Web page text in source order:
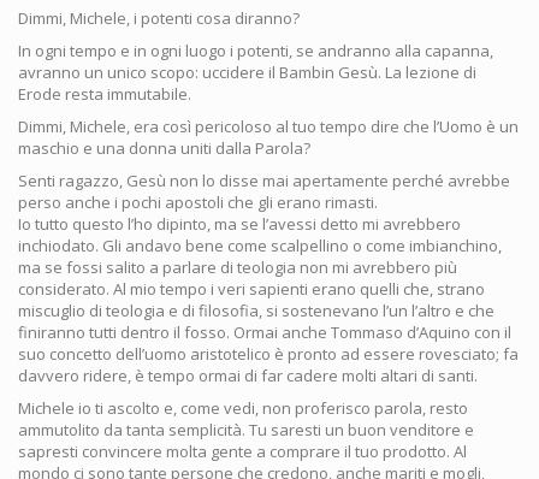
Dimmi, Michele, i potenti cosa diranno?
In ogni tempo e in ogni luogo i potenti, se andranno alla capanna,
avranno un unico scopo: uccidere il Bambin Gesù. La lezione di
Erode resta immutabile.
Dimmi, Michele, era così pericoloso al tuo tempo dire che l’Uomo è un
maschio e una donna uniti dalla Parola?
Senti ragazzo, Gesù non lo disse mai apertamente perché avrebbe
perso anche i pochi apostoli che gli erano rimasti.
Io tutto questo l’ho dipinto, ma se l’avessi detto mi avrebbero
inchiodato. Gli andavo bene come scalpellino o come imbianchino,
ma se fossi salito a parlare di teologia non mi avrebbero più
considerato. Al mio tempo i veri sapienti erano quelli che, strano
miscuglio di teologia e di filosofia, si sostenevano l’un l’altro e che
finiranno tutti dentro il fosso. Ormai anche Tommaso d’Aquino con il
suo concetto dell’uomo aristotelico è pronto ad essere rovesciato; fa
davvero ridere, è tempo ormai di far cadere molti altari di santi.
Michele io ti ascolto e, come vedi, non proferisco parola, resto
ammutolito da tanta semplicità. Tu saresti un buon venditore e
sapresti convincere molta gente a comprare il tuo prodotto. Al
mondo ci sono tante persone che credono, anche mariti e mogli,